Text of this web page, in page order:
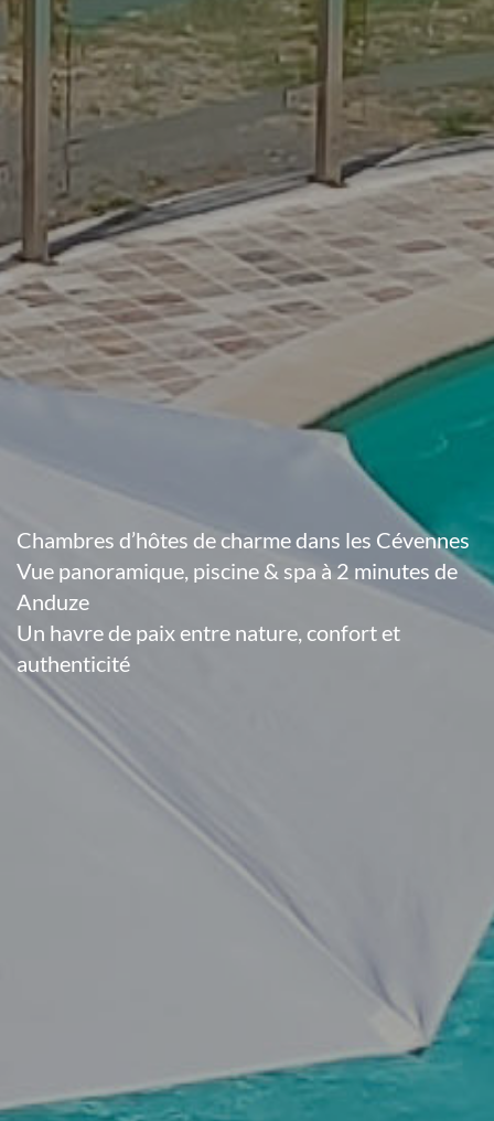
Chambres d’hôtes de charme dans les Cévennes
Vue panoramique, piscine & spa à 2 minutes de
Anduze
Un havre de paix entre nature, confort et
authenticité